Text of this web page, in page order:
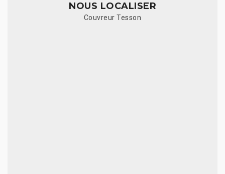
NOUS LOCALISER
Couvreur Tesson